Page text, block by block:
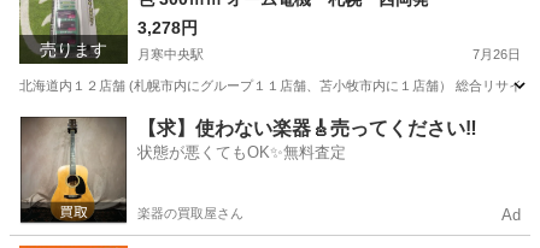
売ります
3,278円
月寒中央駅 7月26日
北海道内１２店舗 (札幌市内にグループ１１店舗、苫小牧市内に１店舗） 総合リサ
北海道 札幌市 月寒中央駅 生活家電 LED
【求】使わない楽器🎸売ってください‼️
状態が悪くてもOK✨無料査定
楽器の買取屋さん Ad